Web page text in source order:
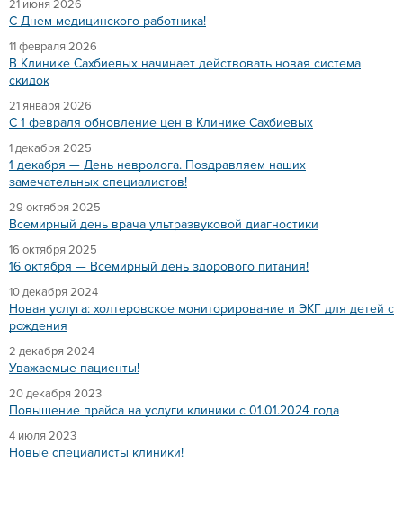
21 июня 2026
C Днем медицинского работника!
11 февраля 2026
В Клинике Сахбиевых начинает действовать новая система
скидок
21 января 2026
C 1 февраля обновление цен в Клинике Сахбиевых
1 декабря 2025
1 декабря — День невролога. Поздравляем наших
замечательных специалистов!
29 октября 2025
Всемирный день врача ультразвуковой диагностики
16 октября 2025
16 октября — Всемирный день здорового питания!
10 декабря 2024
Новая услуга: холтеровское мониторирование и ЭКГ для детей с
рождения
2 декабря 2024
Уважаемые пациенты!
20 декабря 2023
Повышение прайса на услуги клиники с 01.01.2024 года
4 июля 2023
Новые специалисты клиники!